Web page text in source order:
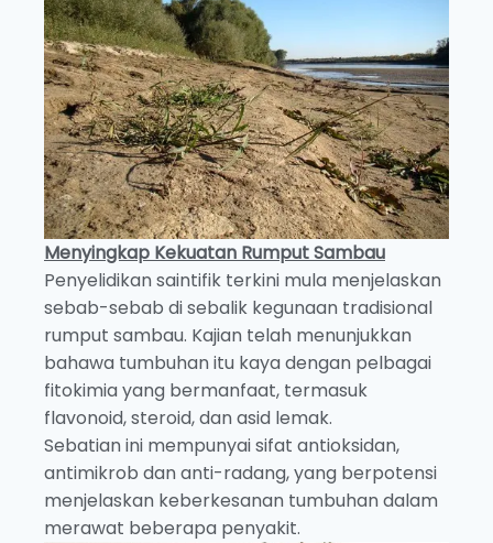
Menyingkap Kekuatan Rumput Sambau
Penyelidikan saintifik terkini mula menjelaskan
sebab-sebab di sebalik kegunaan tradisional
rumput sambau. Kajian telah menunjukkan
bahawa tumbuhan itu kaya dengan pelbagai
fitokimia yang bermanfaat, termasuk
flavonoid, steroid, dan asid lemak.
Sebatian ini mempunyai sifat antioksidan,
antimikrob dan anti-radang, yang berpotensi
menjelaskan keberkesanan tumbuhan dalam
merawat beberapa penyakit.